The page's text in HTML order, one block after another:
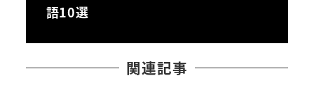
語10選
関連記事